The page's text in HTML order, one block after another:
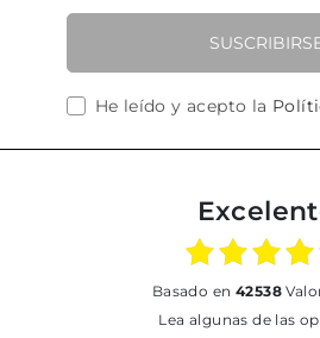
He leído y acepto la
basado en 42538
Lea algunas de las opiniones